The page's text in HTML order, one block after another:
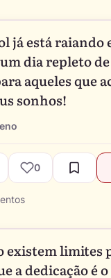
já está raiando
dia repleto
aqueles que
sonhos!
0
existem limites
a dedicação é